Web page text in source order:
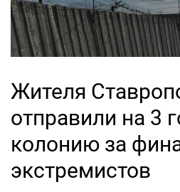
Жителя
отправили на 3
колонию за
экстремистов